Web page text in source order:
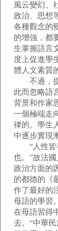
風云變幻、
政治、思想
各種觀念的
的增強，都
生掌握語言
度上促進學
體人文素質
不過，提
此而忽略語
背景和作家
一個極端走
律的。學生
中逐步實
“人性皆
也。”故法
政治方面的
的都德的《
作了最好的
母語的學習
在母語習得
去。“中華